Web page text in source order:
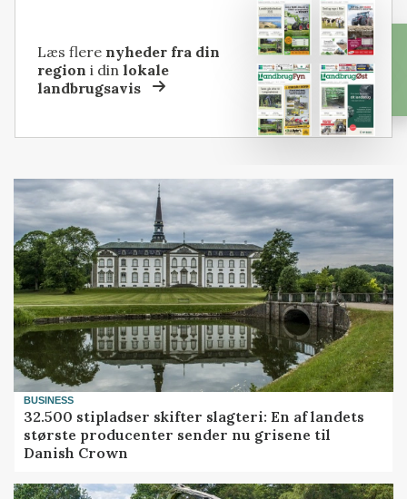
Læs flere nyheder fra din
region i dinlokale
landbrugsavis
BUSINESS
32.500 stipladser skifter slagteri: En af landets
største producenter sender nu grisene til
Danish Crown